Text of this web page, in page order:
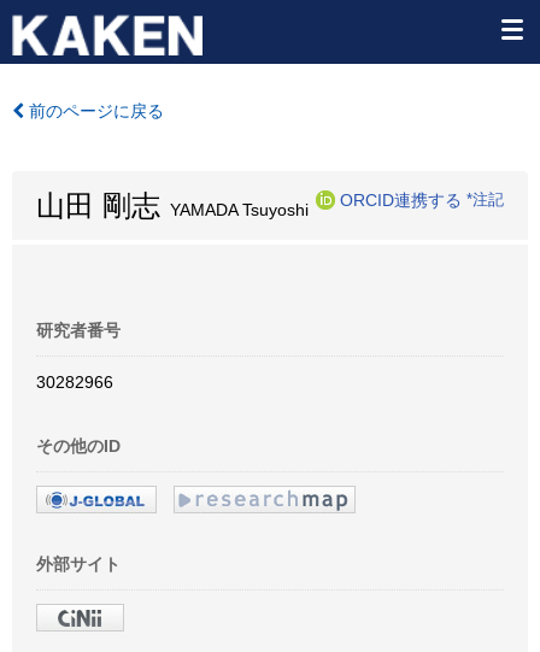
前のページに戻る
山田 剛志 YAMADA Tsuyoshi
ORCID連携する *注記
研究者番号
30282966
その他のID
外部サイト